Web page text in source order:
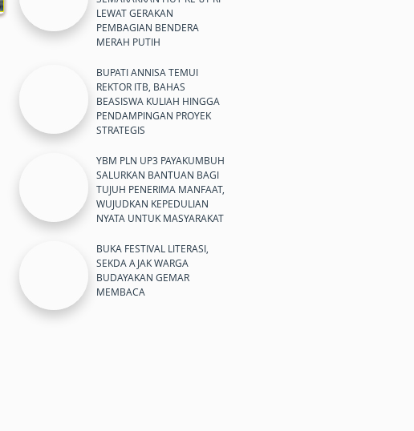
LEWAT GERAKAN
PEMBAGIAN BENDERA
MERAH PUTIH
BUPATI ANNISA TEMUI
REKTOR ITB, BAHAS
BEASISWA KULIAH HINGGA
PENDAMPINGAN PROYEK
STRATEGIS
YBM PLN UP3 PAYAKUMBUH
SALURKAN BANTUAN BAGI
TUJUH PENERIMA MANFAAT,
WUJUDKAN KEPEDULIAN
NYATA UNTUK MASYARAKAT
BUKA FESTIVAL LITERASI,
SEKDA AJAK WARGA
BUDAYAKAN GEMAR
MEMBACA